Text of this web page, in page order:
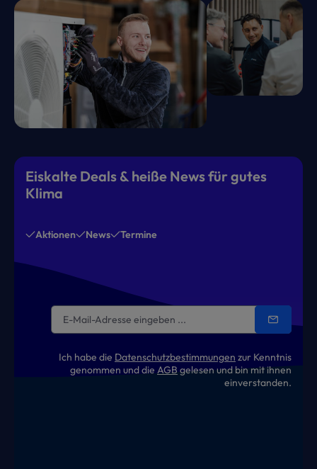
Eiskalte Deals & heiße News für gutes
Klima
Aktionen News Termine
Ich habe die Datenschutzbestimmungen zur Kenntnis
genommen und die AGB gelesen und bin mit ihnen
einverstanden.